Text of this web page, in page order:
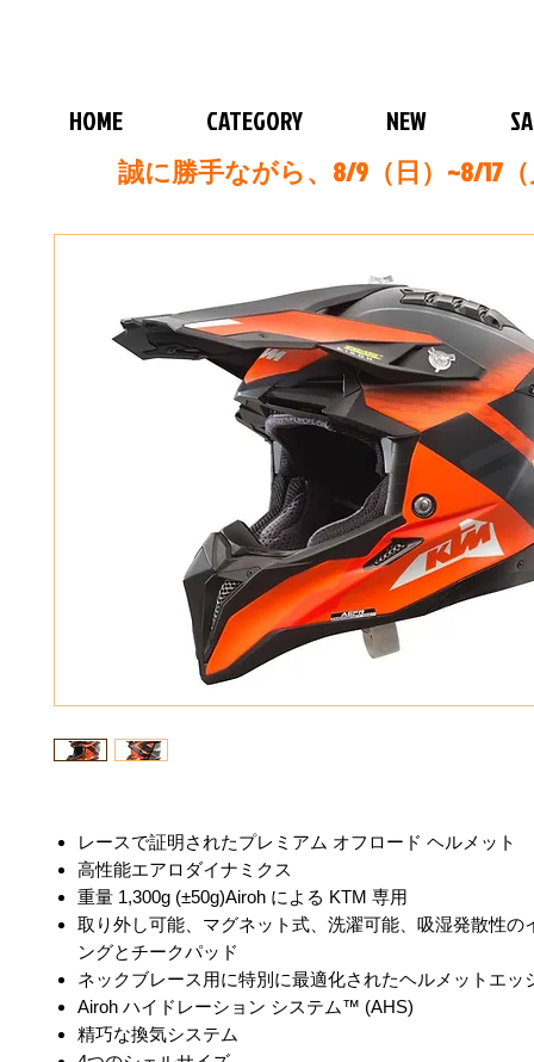
HOME CATEGORY NEW
誠に勝手ながら、8/9（日）~8/17
レースで証明されたプレミアム オフロード ヘルメット
高性能エアロダイナミクス
重量 1,300g (±50g)Airoh による KTM 専用
取り外し可能、マグネット式、洗濯可能、吸湿発散性の
ングとチークパッド
ネックブレース用に特別に最適化されたヘルメットエッ
Airoh ハイドレーション システム™ (AHS)
精巧な換気システム